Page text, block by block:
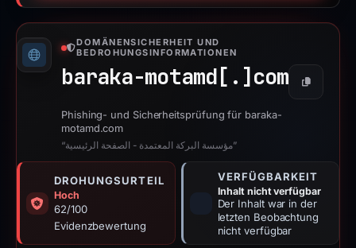
DOMÄNENSICHERHEIT UND
BEDROHUNGSINFORMATIONEN
baraka-motamd[.] com Kopieren
Phishing- und Sicherheitsprüfung für baraka-
motamd.com
“مؤسسة البركة المعتمدة - الصفحة الرئيسية”
DROHUNGSURTEIL
Hoch
62/100
Evidenzbewertung
VERFÜGBARKEIT
Inhalt nicht verfügbar
Der Inhalt war in der
letzten Beobachtung
nicht verfügbar